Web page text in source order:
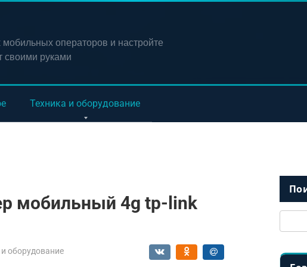
мобильных операторов и настройте
своими руками
Техника и оборудование
мобильный 4g tp-link
оборудование